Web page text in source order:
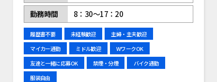
勤務時間
8：30～17：20
履歴書不要 未経験歓迎
主婦・主夫歓迎
マイカー通勤
ミドル歓迎
WワークOK
友達と一緒に応募OK
禁煙・分煙
バイク通勤
服装自由